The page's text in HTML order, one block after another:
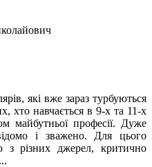
які вже зараз турбуються
хто навчається в 9-х та 11-х
майбутньої професії. Дуже
і зважено. Для цього
з різних джерел, критично